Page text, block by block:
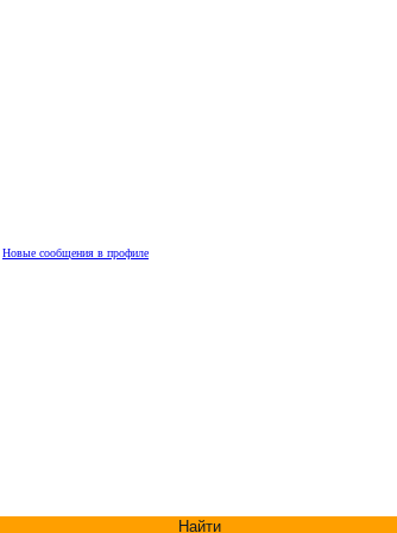
Новые сообщения в профиле
Найти